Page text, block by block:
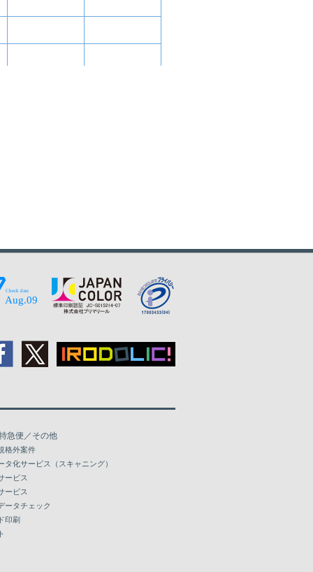
急便／その他
格外案件
タ化サービス（スキャニング）
ービス
ービス
ータチェック
印刷